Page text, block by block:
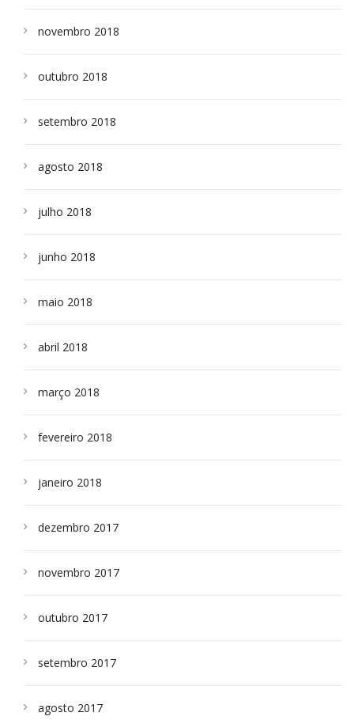
novembro 2018
outubro 2018
setembro 2018
agosto 2018
julho 2018
junho 2018
maio 2018
abril 2018
março 2018
fevereiro 2018
janeiro 2018
dezembro 2017
novembro 2017
outubro 2017
setembro 2017
agosto 2017